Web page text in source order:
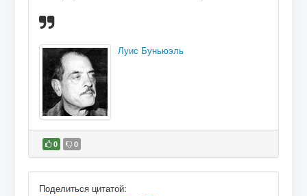
Луис Буньюэль
0 0
В избранное
Поделиться цитатой: